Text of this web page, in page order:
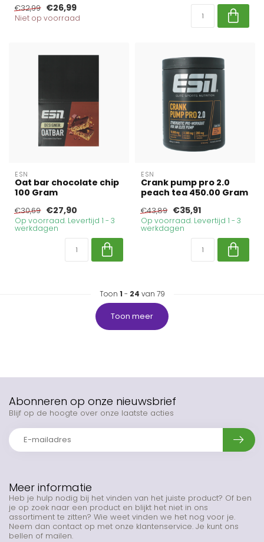
€32,99 €26,99
Niet op voorraad
ESN
Oat bar chocolate chip
100 Gram
€30,69 €27,90
Op voorraad. Levertijd 1 - 3
werkdagen
ESN
Crank pump pro 2.0
peach tea 450.00 Gram
€43,89 €35,91
Op voorraad. Levertijd 1 - 3
werkdagen
Toon 1 - 24 van 79
Toon meer
Meer informatie
Heb je hulp nodig bij het vinden van het juiste product? Of ben
je op zoek naar een product en blijkt het niet in ons
assortiment te zitten? Wie weet vinden we het nog voor je.
Neem dan contact op met onze klantenservice. Je kunt ons
bellen of mailen.
Abonneren op onze nieuwsbrief
Blijf op de hoogte over onze laatste acties